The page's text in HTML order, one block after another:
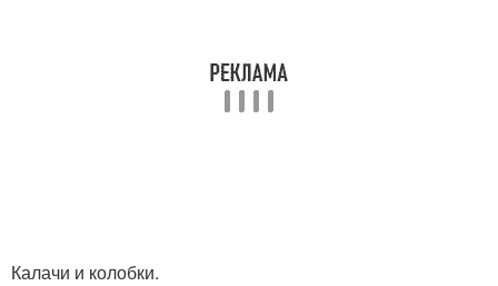
Калачи и колобки.